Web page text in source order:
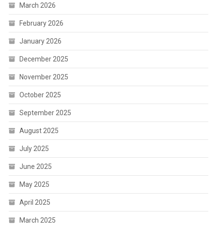
March 2026
February 2026
January 2026
December 2025
November 2025
October 2025
September 2025
August 2025
July 2025
June 2025
May 2025
April 2025
March 2025